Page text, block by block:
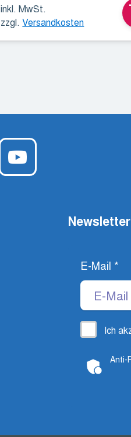
inkl. MwSt.
zzgl.Versandkosten
E-Mail *
Ich
Anti-